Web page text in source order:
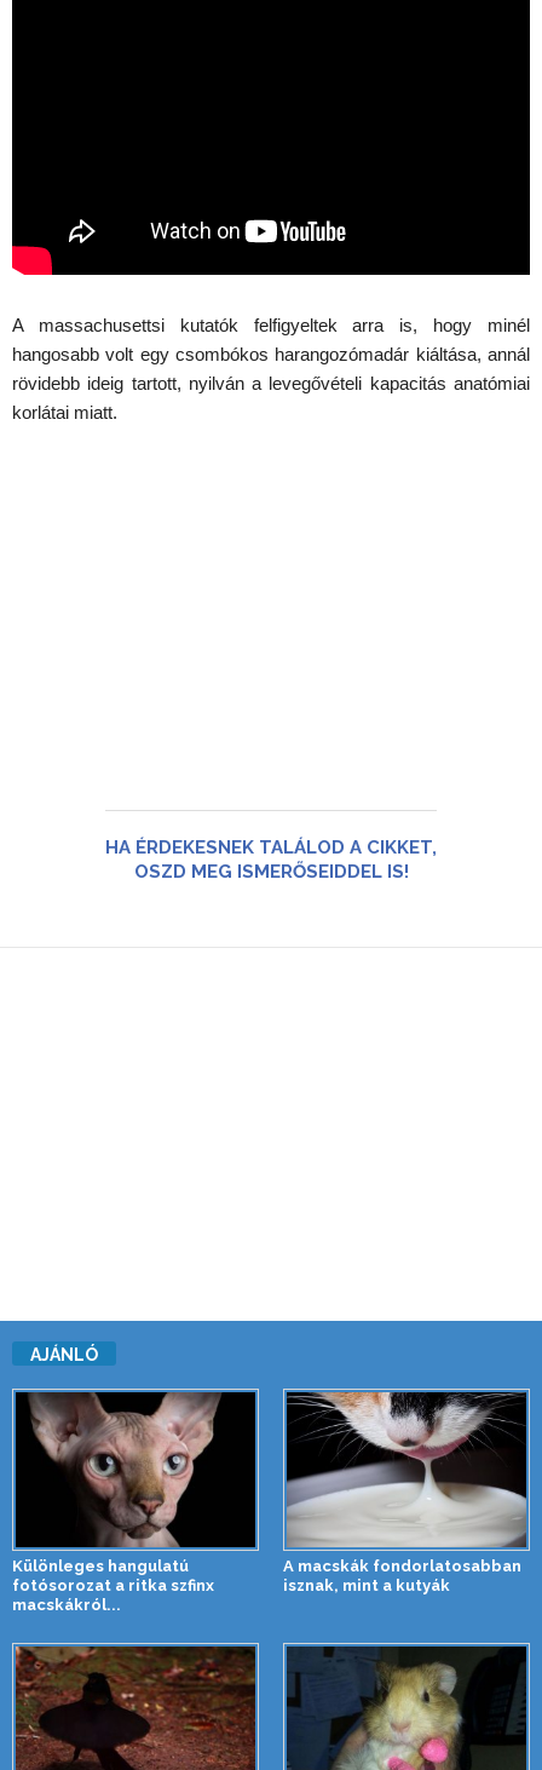
A massachusettsi kutatók felfigyeltek arra is, hogy minél
hangosabb volt egy csombókos harangozómadár kiáltása, annál
rövidebb ideig tartott, nyilván a levegővételi kapacitás anatómiai
korlátai miatt.
HA ÉRDEKESNEK TALÁLOD A CIKKET,
OSZD MEG ISMERŐSEIDDEL IS!
AJÁNLÓ
Különleges hangulatú
fotósorozat a ritka szfinx
macskákról...
A macskák fondorlatosabban
isznak, mint a kutyák